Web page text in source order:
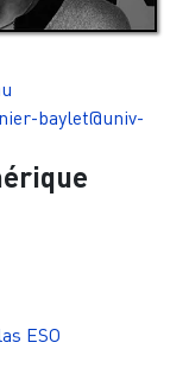
baylet@univ-
ESO